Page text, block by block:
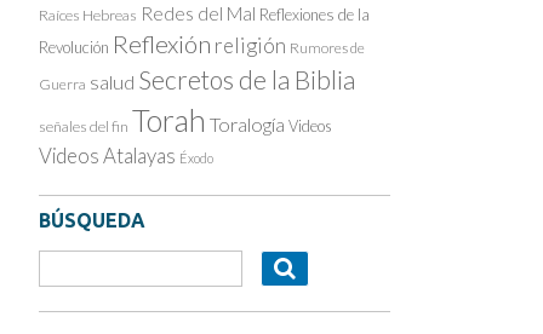
Raíces Hebreas Redes del Mal Reflexiones de la
Revolución Reflexión religión Rumores de
Guerra salud Secretos de la Biblia
señales del fin Torah Toralogía Videos
Videos Atalayas Éxodo
BÚSQUEDA